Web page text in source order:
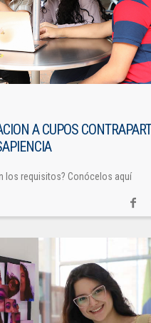
A CUPOS
los requisitos? Conócelos aquí